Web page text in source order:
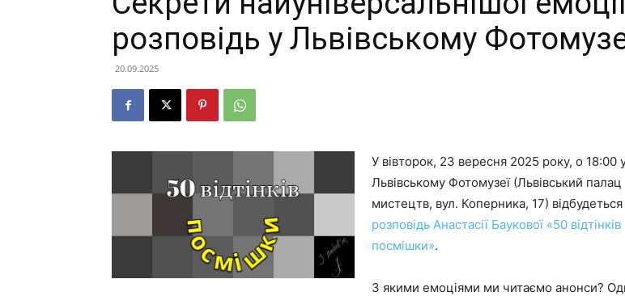
розповідь у Львівському
20.09.2025
У вівторок, 23 вересня 2025 року, о 18:00
Львівському Фотомузеї (Львівський палац
мистецтв, вул. Коперника, 17) відбудеться
розповідь Анастасії Баукової «50 відтінків
посмішки».
З якими емоціями ми читаємо анонси?